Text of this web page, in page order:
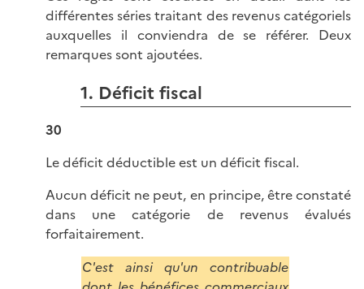
différentes séries traitant des revenus catégoriels
auxquelles il conviendra de se référer. Deux
remarques sont ajoutées.
1. Déficit fiscal
30
Le déficit déductible est un déficit fiscal.
Aucun déficit ne peut, en principe, être constaté
dans une catégorie de revenus évalués
forfaitairement.
C'est ainsi qu'un contribuable